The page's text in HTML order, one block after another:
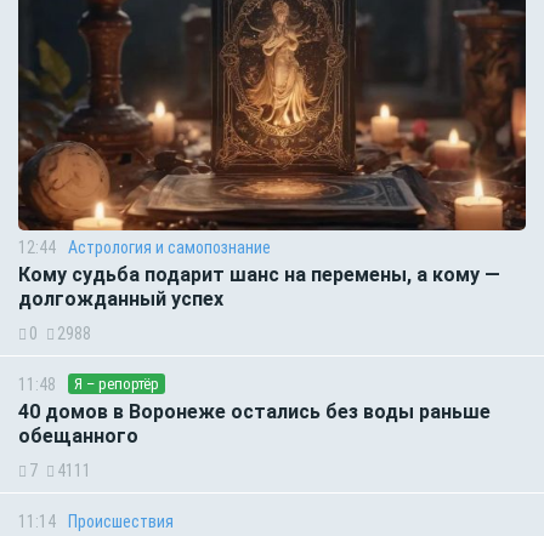
12:44 Астрология и самопознание
Кому судьба подарит шанс на перемены, а кому —
долгожданный успех
0 2988
11:48 Я – репортёр
40 домов в Воронеже остались без воды раньше
обещанного
7 4111
11:14 Происшествия